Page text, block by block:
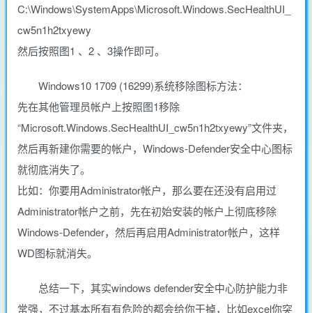
C:\Windows\SystemApps\Microsoft.Windows.SecHealthUI_
cw5n1h2txyewy
然后按照图1 、2 、3操作即可。
Windows10 1709 (16299)系统移除图标方法：
先在其他管理员帐户上按照图1移除
“Microsoft.Windows.SecHealthUI_cw5n1h2txyewy”文件夹，
然后再新建你需要的帐户，Windows-Defender安全中心图标
就彻底消失了。
比如：你要用Administrator帐户，那么要在还没有启用过
Administrator帐户之前，先在初始安装的帐户上彻底移除
Windows-Defender，然后再启用Administrator帐户，这样
WD图标就消失。
总结一下，其实windows defender安全中心防护能力非
常强，不过基本所有有危险的都会给你干掉，比如excel你突